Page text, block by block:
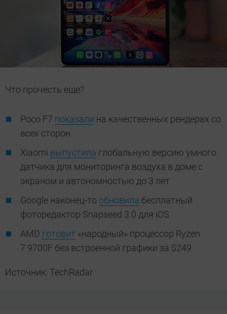
Что прочесть еще?
Poco F7 показали на качественных рендерах со
всех сторон
Xiaomi выпустила глобальную версию умного
датчика для мониторинга воздуха в доме с
экраном и автономностью до 3 лет
Google наконец-то обновила бесплатный
фоторедактор Snapseed 3.0 для iOS
AMD готовит «народный» процессор Ryzen
7 9700F без встроенной графики за $249
Источник: TechRadar